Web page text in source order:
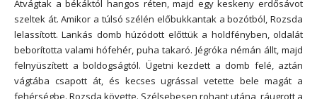
Átvágtak a békáktól hangos réten, majd egy keskeny erdősávot
szeltek át. Amikor a túlsó szélén előbukkantak a bozótból, Rozsda
lelassított. Lankás domb húzódott előttük a holdfényben, oldalát
beborította valami hófehér, puha takaró. Jégróka némán állt, majd
felnyüszített a boldogságtól. Ügetni kezdett a domb felé, aztán
vágtába csapott át, és kecses ugrással vetette bele magát a
fehérségbe. Rozsda követte. Szélsebesen rohant utána, ráugrott a